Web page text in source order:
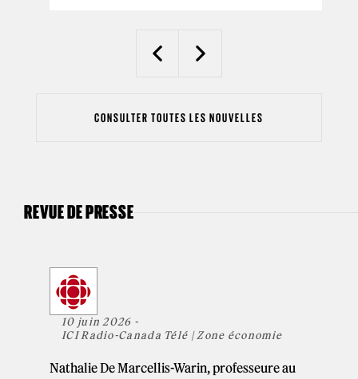
PreviousNext
CONSULTER TOUTES LES NOUVELLES
REVUE DE PRESSE
10 juin 2026 -
ICI Radio-Canada Télé | Zone économie
Nathalie De Marcellis-Warin, professeure au